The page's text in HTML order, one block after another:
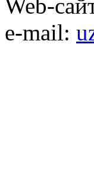
Web-
e-mail: